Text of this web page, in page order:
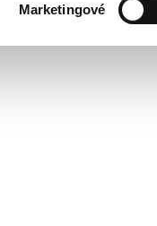
Marketingové